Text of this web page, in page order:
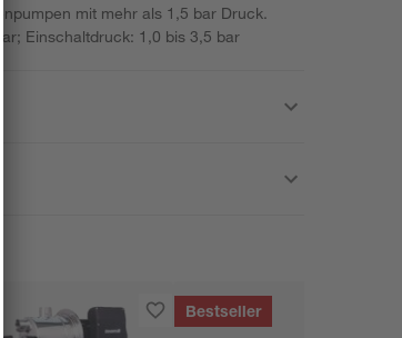
mit mehr als 1,5 bar Druck.
Einschaltdruck: 1,0 bis 3,5 bar
Bestseller